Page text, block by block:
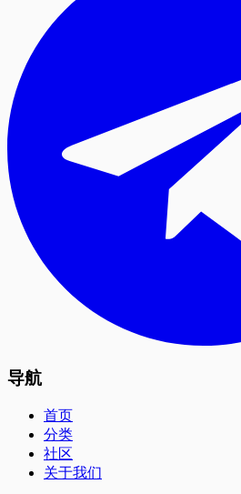
导航
首页
分类
社区
关于我们